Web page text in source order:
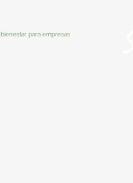
para empresas